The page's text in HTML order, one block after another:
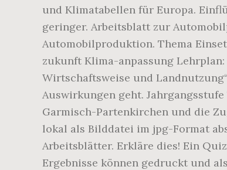
und Klimatabellen für Europa.
geringer. Arbeitsblatt zur
Automobilproduktion. Thema
zukunft Klima-anpassung
Wirtschaftsweise und
Auswirkungen geht.
Garmisch-Partenkirchen und die
lokal als Bilddatei im jpg-Format
Arbeitsblätter. Erkläre dies! Ein
Ergebnisse können gedruckt und